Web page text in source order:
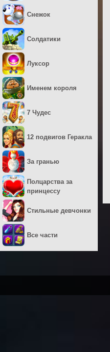
Снежок
Солдатики
Луксор
Именем короля
7 Чудес
12 подвигов Геракла
За гранью
Полцарства за
принцессу
Стильные девчонки
Все части